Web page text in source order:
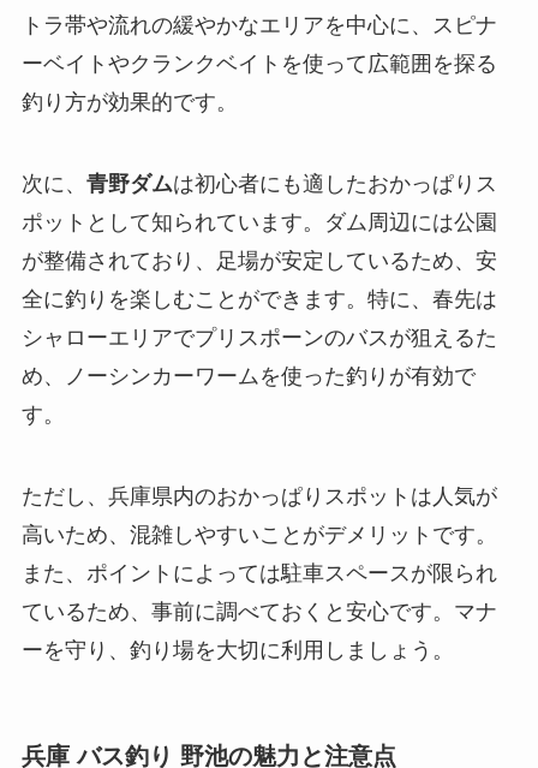
トラ帯や流れの緩やかなエリアを中心に、スピナ
ーベイトやクランクベイトを使って広範囲を探る
釣り方が効果的です。
次に、 青野ダムは初心者にも適したおかっぱりス
ポットとして知られています。ダム周辺には公園
が整備されており、足場が安定しているため、安
全に釣りを楽しむことができます。特に、春先は
シャローエリアでプリスポーンのバスが狙えるた
め、ノーシンカーワームを使った釣りが有効で
す。
ただし、兵庫県内のおかっぱりスポットは人気が
高いため、混雑しやすいことがデメリットです。
また、ポイントによっては駐車スペースが限られ
ているため、事前に調べておくと安心です。マナ
ーを守り、釣り場を大切に利用しましょう。
兵庫 バス釣り 野池の魅力と注意点